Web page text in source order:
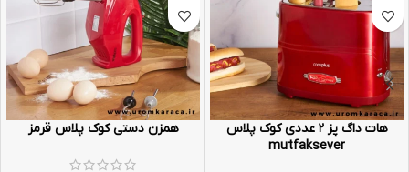
هات داگ پز ۲ عددی کوک پلاس
mutfaksever
همزن دستی کوک پلاس قرمز